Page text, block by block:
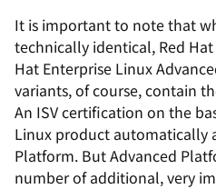
It is important to note that
technically identical, Red
Hat Enterprise Linux
variants, of course, contain
An ISV certification on the
Linux product automatically
Platform. But Advanced
number of additional, very